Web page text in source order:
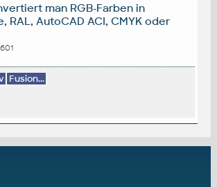
man RGB-Farben in
RAL, AutoCAD ACI, CMYK oder
Fusion...